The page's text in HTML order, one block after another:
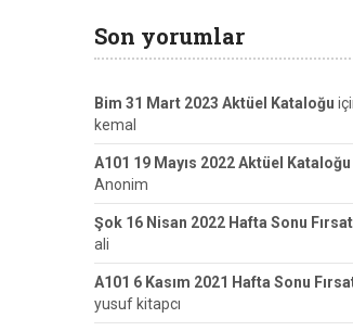
Son yorumlar
Bim 31 Mart 2023 Aktüel Kataloğu
kemal
A101 19 Mayıs 2022 Aktüel Kataloğu
Anonim
Şok 16 Nisan 2022 Hafta Sonu
ali
A101 6 Kasım 2021 Hafta Sonu
yusuf kitapcı